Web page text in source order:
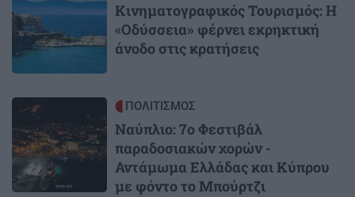
Κινηματογραφικός Τουρισμός: Η
«Οδύσσεια» φέρνει εκρηκτική
άνοδο στις κρατήσεις
Image ΠΟΛΙΤΙΣΜΟΣ
Ναύπλιο: 7ο Φεστιβάλ
παραδοσιακών χορών -
Αντάμωμα Ελλάδας και Κύπρου
με φόντο το Μπούρτζι